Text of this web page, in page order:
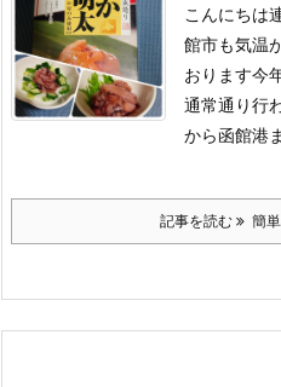
こんにちは
館市も気温
おります今
通常通り行
から函館港
記事を読む 簡